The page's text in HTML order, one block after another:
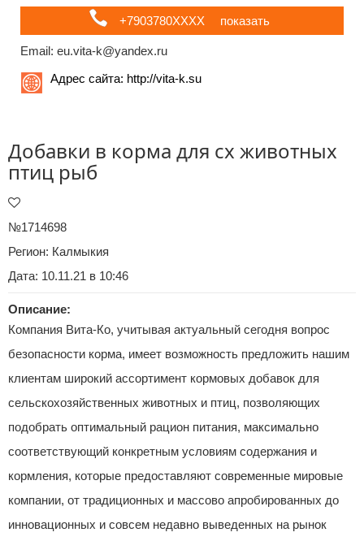
+7903780ХХХХ показать
Email: eu.vita-k@yandex.ru
Адрес сайта: http://vita-k.su
Добавки в корма для сх животных
птиц рыб
№1714698
Регион: Калмыкия
Дата: 10.11.21 в 10:46
Описание:
Компания Вита-Ко, учитывая актуальный сегодня вопрос
безопасности корма, имеет возможность предложить нашим
клиентам широкий ассортимент кормовых добавок для
сельскохозяйственных животных и птиц, позволяющих
подобрать оптимальный рацион питания, максимально
соответствующий конкретным условиям содержания и
кормления, которые предоставляют современные мировые
компании, от традиционных и массово апробированных до
инновационных и совсем недавно выведенных на рынок